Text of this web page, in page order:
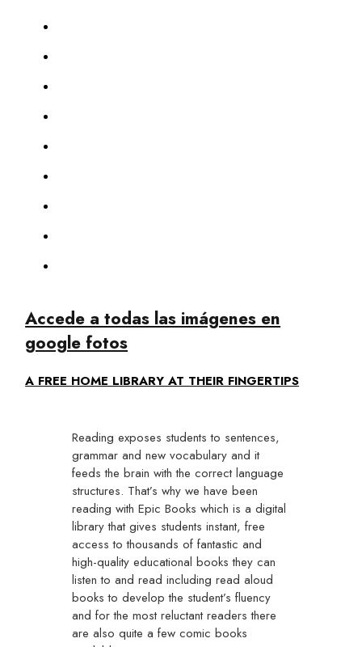
Accede a todas las imágenes en
google fotos
A FREE HOME LIBRARY AT THEIR FINGERTIPS
Reading exposes students to sentences,
grammar and new vocabulary and it
feeds the brain with the correct language
structures. That’s why we have been
reading with Epic Books which is a digital
library that gives students instant, free
access to thousands of fantastic and
high-quality educational books they can
listen to and read including read aloud
books to develop the student’s fluency
and for the most reluctant readers there
are also quite a few comic books